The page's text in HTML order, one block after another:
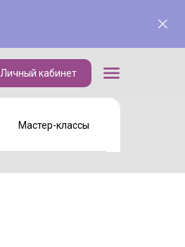
Личный кабинет
Мастер-классы